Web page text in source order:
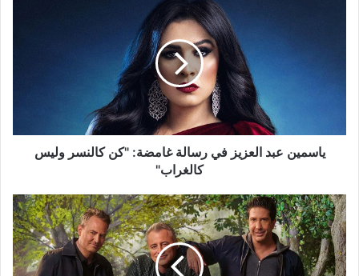
وليس
كالغراب"ياسمين عبد العزيز في رسالة غامضة: "كن كالنسر وليس
كالغراب"
حلقة
Friends
الخاصة:
حنين
وفرح